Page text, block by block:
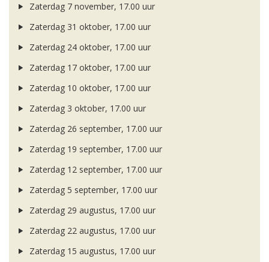
Zaterdag 7 november, 17.00 uur
Zaterdag 31 oktober, 17.00 uur
Zaterdag 24 oktober, 17.00 uur
Zaterdag 17 oktober, 17.00 uur
Zaterdag 10 oktober, 17.00 uur
Zaterdag 3 oktober, 17.00 uur
Zaterdag 26 september, 17.00 uur
Zaterdag 19 september, 17.00 uur
Zaterdag 12 september, 17.00 uur
Zaterdag 5 september, 17.00 uur
Zaterdag 29 augustus, 17.00 uur
Zaterdag 22 augustus, 17.00 uur
Zaterdag 15 augustus, 17.00 uur